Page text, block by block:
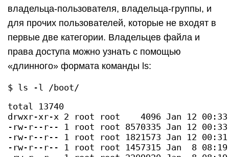
владельца-пользователя, владельца-группы, и
для прочих пользователей, которые не входят в
первые две категории. Владельцев файла и
права доступа можно узнать с помощью
«длинного» формата команды ls:
$ ls -l /boot/
total 13740
drwxr-xr-x 2 root root    4096 Jan 12 00:33
-rw-r--r-- 1 root root 8570335 Jan 12
-rw-r--r-- 1 root root 1821573 Jan 12
-rw-r--r-- 1 root root 1457315 Jan  8 08:19